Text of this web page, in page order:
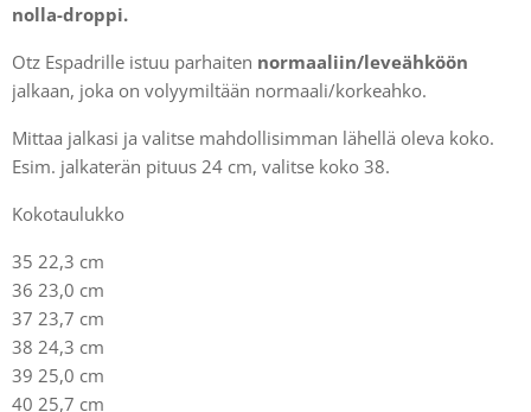
nolla-droppi.
Otz Espadrille istuu parhaiten normaaliin/leveähköön
jalkaan, joka on volyymiltään normaali/korkeahko.
Mittaa jalkasi ja valitse mahdollisimman lähellä oleva koko.
Esim. jalkaterän pituus 24 cm, valitse koko 38.
Kokotaulukko
35 22,3 cm
36 23,0 cm
37 23,7 cm
38 24,3 cm
39 25,0 cm
40 25,7 cm